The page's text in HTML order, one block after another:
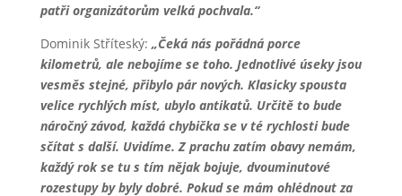
patři organizátorům velká pochvala.“
Dominik Stříteský: „Čeká nás pořádná porce
kilometrů, ale nebojíme se toho. Jednotlivé úseky jsou
vesměs stejné, přibylo pár nových. Klasicky spousta
velice rychlých míst, ubylo antikatů. Určitě to bude
náročný závod, každá chybička se v té rychlosti bude
sčítat s další. Uvidíme. Z prachu zatím obavy nemám,
každý rok se tu s tím nějak bojuje, dvouminutové
rozestupy by byly dobré. Pokud se mám ohlédnout za